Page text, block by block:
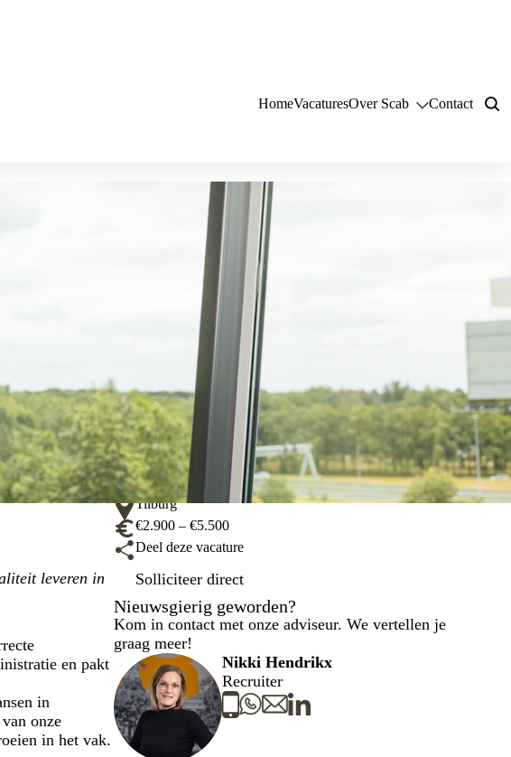
HomeVacaturesOver Scab Contact
leveren in
en pakt
in
onze
in het vak.
28 - 40 uur
Tilburg
€2.900 – €5.500
Deel deze vacature
Solliciteer direct
Nieuwsgierig geworden?
Kom in contact met onze adviseur. We vertellen je
graag meer!
Nikki Hendrikx
Recruiter